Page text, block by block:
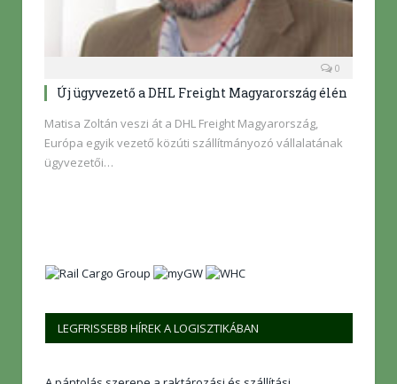
0
Új ügyvezető a DHL Freight Magyarország élén
Matisa Zoltán veszi át a DHL Freight Magyarország,
Európa egyik vezető közúti szállítmányozó vállalatának
ügyvezetői…
LEGFRISSEBB HÍREK A LOGISZTIKÁBAN